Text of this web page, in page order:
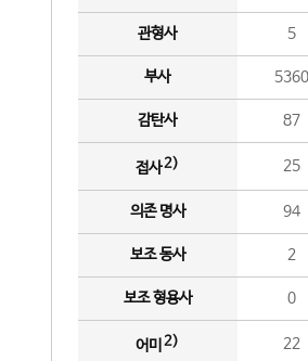
관형사 5
부사 5360
감탄사 87
접사2) 25
의존 명사 94
보조 동사 2
보조 형용사 0
어미 2) 22